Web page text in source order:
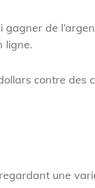
gagner de
ligne.
contre des
une